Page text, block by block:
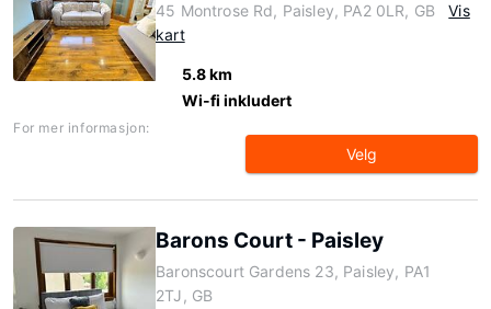
45 Montrose Rd, Paisley, PA2 0LR, GB
Vis
kart
5.8 km
Wi-fi inkludert
For mer informasjon:
Velg
Barons Court - Paisley
Baronscourt Gardens 23, Paisley, PA1
2TJ, GB